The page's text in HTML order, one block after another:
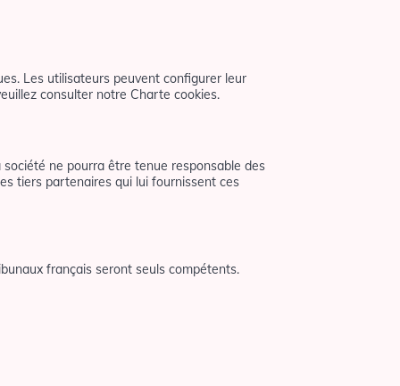
Les utilisateurs peuvent configurer leur
consulter notre Charte cookies.
ne pourra être tenue responsable des
tiers partenaires qui lui fournissent ces
français seront seuls compétents.